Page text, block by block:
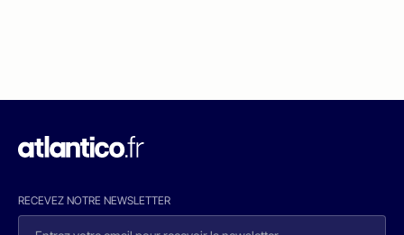
RECEVEZ NOTRE NEWSLETTER